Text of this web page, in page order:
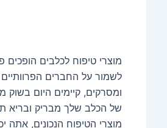
מוצרי טיפוח לכלבים
לשמור על החברים
ומסרקים, קיימים היום בשוק
של הכלב שלך מבריק ובריא
מוצרי הטיפוח הנכונים, אתה